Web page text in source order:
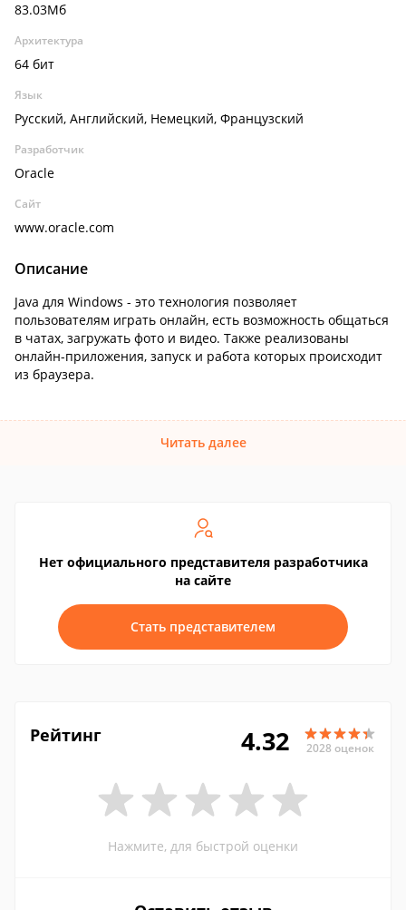
83.03Мб
Архитектура
64 бит
Язык
Русский, Английский, Немецкий, Французский
Разработчик
Oracle
Сайт
www.oracle.com
Описание
Java для Windows - это технология позволяет
пользователям играть онлайн, есть возможность общаться
в чатах, загружать фото и видео. Также реализованы
онлайн-приложения, запуск и работа которых происходит
из браузера.
Читать далее
Нет официального представителя разработчика
на сайте
Стать представителем
Рейтинг 4.32 2028 оценок
Нажмите, для быстрой оценки